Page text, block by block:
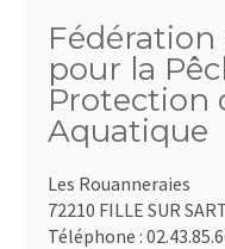
Fédération
pour la
Protection
Aquatique
Les Rouanneraies
72210 FILLE SUR
Téléphone :